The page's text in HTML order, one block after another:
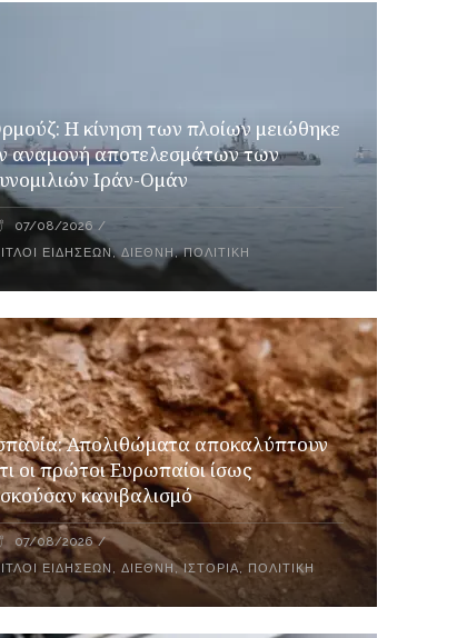
Η κίνηση των πλοίων μειώθηκε
αναμονή αποτελεσμάτων των
Ιράν-Ομάν
07/08/2026
ΕΙΔΉΣΕΩΝ,ΔΙΕΘΝΉ,ΠΟΛΙΤΙΚΉ
Απολιθώματα αποκαλύπτουν
οι πρώτοι Ευρωπαίοι ίσως
κανιβαλισμό
07/08/2026
ΕΙΔΉΣΕΩΝ ,ΔΙΕΘΝΉ,ΙΣΤΟΡΊΑ, ΠΟΛΙΤΙΚΉ